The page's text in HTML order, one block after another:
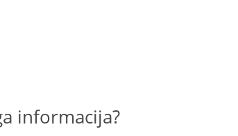
informacija?